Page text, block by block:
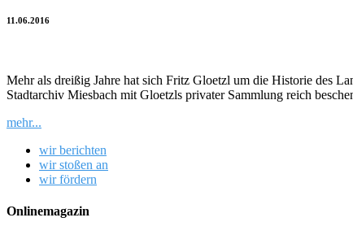
11.06.2016
Mehr als dreißig Jahre hat sich Fritz Gloetzl um die Historie des
Stadtarchiv Miesbach mit Gloetzls privater Sammlung reich
mehr...
wir berichten
wir stoßen an
wir fördern
Onlinemagazin